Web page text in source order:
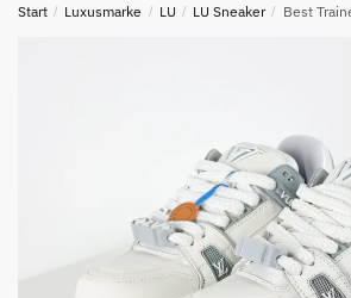
Start / Luxusmarke / LU / LU Sneaker / Best